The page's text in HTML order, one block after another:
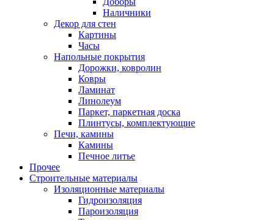
Наличники
Декор для стен
Картины
Часы
Напольные покрытия
Дорожки, ковролин
Ковры
Ламинат
Линолеум
Паркет, паркетная доска
Плинтусы, комплектующие
Печи, камины
Камины
Печное литье
Прочее
Строительные материалы
Изоляционные материалы
Гидроизоляция
Пароизоляция